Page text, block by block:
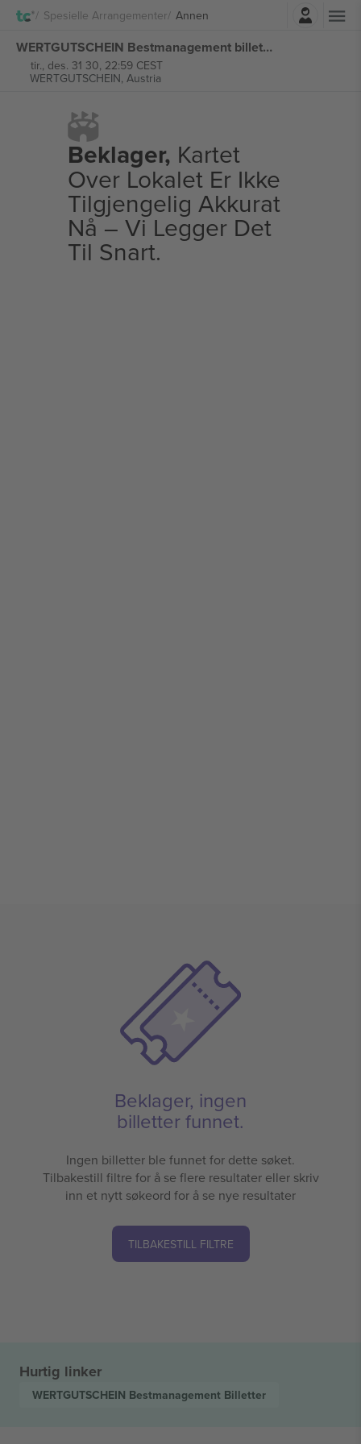
Spesielle Arrangementer AnnenLogg Inn
WERTGUTSCHEIN Bestmanagement billetter
tir., des. 31 30, 22:59 CEST
WERTGUTSCHEIN, Austria
Beklager, Kartet
Over Lokalet Er Ikke
Tilgjengelig Akkurat
Nå – Vi Legger Det
Til Snart.
Beklager, ingen
billetter funnet.
Ingen billetter ble funnet for dette søket.
Tilbakestill filtre for å se flere resultater eller skriv
inn et nytt søkeord for å se nye resultater
TILBAKESTILL FILTRE
Hurtig linker
WERTGUTSCHEIN Bestmanagement Billetter